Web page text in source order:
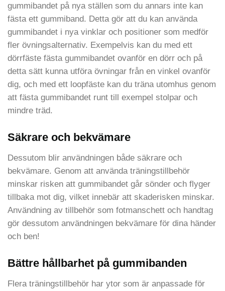
gummibandet på nya ställen som du annars inte kan
fästa ett gummiband. Detta gör att du kan använda
gummibandet i nya vinklar och positioner som medför
fler övningsalternativ. Exempelvis kan du med ett
dörrfäste fästa gummibandet ovanför en dörr och på
detta sätt kunna utföra övningar från en vinkel ovanför
dig, och med ett loopfäste kan du träna utomhus genom
att fästa gummibandet runt till exempel stolpar och
mindre träd.
Säkrare och bekvämare
Dessutom blir användningen både säkrare och
bekvämare. Genom att använda träningstillbehör
minskar risken att gummibandet går sönder och flyger
tillbaka mot dig, vilket innebär att skaderisken minskar.
Användning av tillbehör som fotmanschett och handtag
gör dessutom användningen bekvämare för dina händer
och ben!
Bättre hållbarhet på gummibanden
Flera träningstillbehör har ytor som är anpassade för